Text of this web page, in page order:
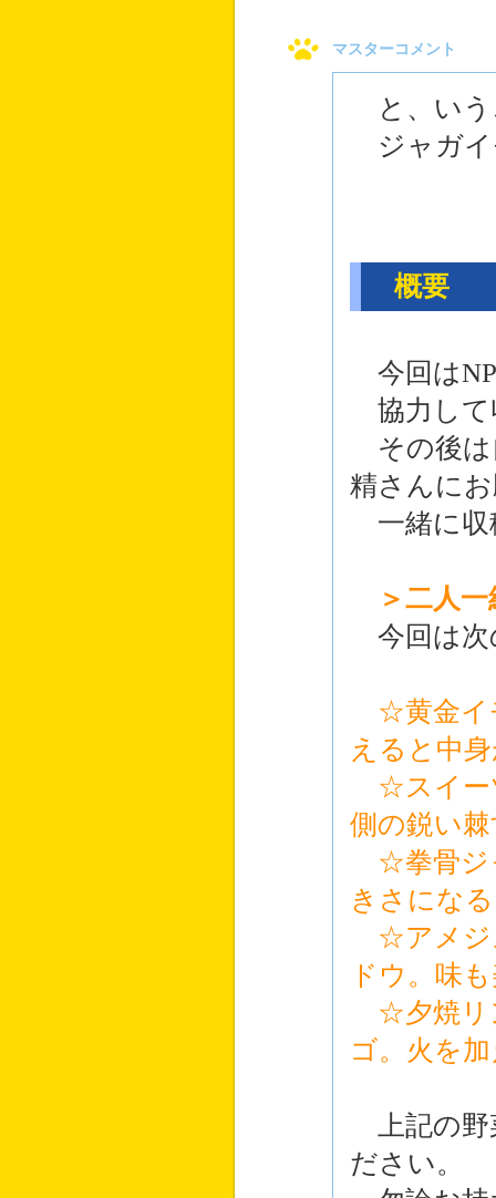
マスターコメント
と、いう
ジャガイ
概要
今回は
協力して
その後は
精さんに
一緒に収
＞二人
今回は次
☆黄金イ
えると中
☆スイー
側の鋭い
☆拳骨ジ
きさにな
☆アメジ
ドウ。味
☆夕焼リ
ゴ。火を
上記の野
ださい。